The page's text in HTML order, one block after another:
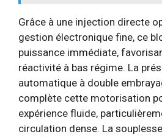
Grâce à une injection directe
gestion électronique fine, ce
puissance immédiate,
réactivité à bas régime. La
automatique à double
complète cette motorisation
expérience fluide,
circulation dense. La